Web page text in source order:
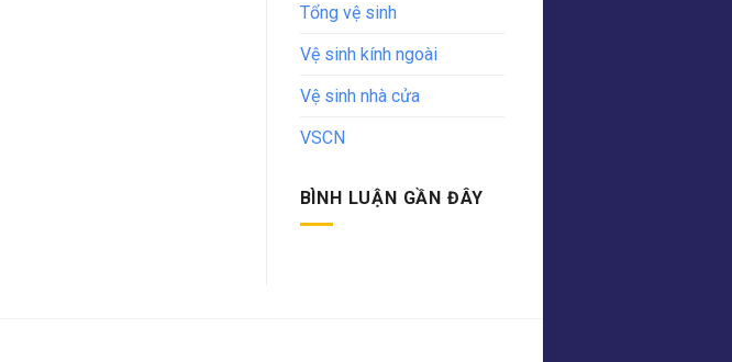
Tổng vệ sinh
Vệ sinh kính ngoài
Vệ sinh nhà cửa
VSCN
BÌNH LUẬN GẦN ĐÂY